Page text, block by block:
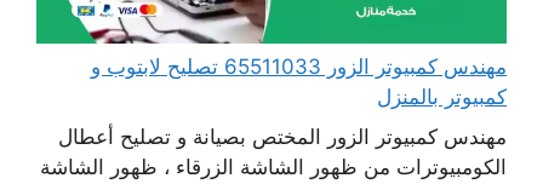
مهندس كمبيوتر الزور 65511033 تصليح لابتوب و
كمبيوتر بالمنزل
مهندس كمبيوتر الزور المختص بصيانة و تصليح أعطال
الكومبيوترات من ظهور الشاشة الزرقاء ، ظهور الشاشة